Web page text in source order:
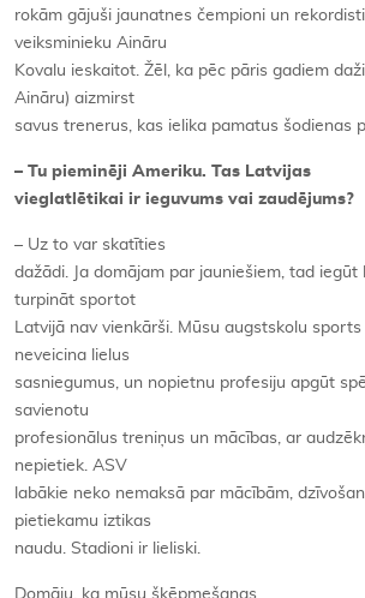
rokām gājuši jaunatnes čempioni un
veiksminieku Aināru
Kovalu ieskaitot. Žēl, ka pēc pāris gadiem
Aināru) aizmirst
savus trenerus, kas ielika pamatus šodienas
– Tu pieminēji Ameriku. Tas Latvijas
vieglatlētikai ir ieguvums vai zaudējums?
– Uz to var skatīties
dažādi. Ja domājam par jauniešiem, tad iegūt
turpināt sportot
Latvijā nav vienkārši. Mūsu augstskolu
neveicina lielus
sasniegumus, un nopietnu profesiju apgūt
savienotu
profesionālus treniņus un mācības, ar
nepietiek. ASV
labākie neko nemaksā par mācībām,
pietiekamu iztikas
naudu. Stadioni ir lieliski.